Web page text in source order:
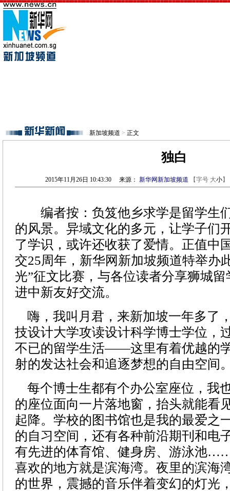
新加坡频道 > 正文
独白
2015年11月26日 10:43:30 来源： 新华网新加坡频道 【字号 大小
编者按：负笈他乡求学是留学生
的风景。异域文化的多元，让学子们
了学识，或许还收获了爱情。正值中
交25周年，新华网新加坡频道特举办
光”征文比赛，与各位读者分享狮城
进中新友好交流。
嗨，我叫月君，来新加坡一年多了
技设计大学攻读设计科学博士学位，
不已的留学生活——这里有着优越的
射的发达社会和追逐梦想的自由空间
每个博士生都有个办公室座位，我
的座位面向一片落地窗，抬头就能看
起降。学校的图书馆也是我的最爱之
的自习空间，还有各种前沿期刊和电
有先进的体育馆、健身房、游泳池
喜欢的地方就是滨海湾。夜里的滨海
的世界，震撼的音乐伴着变幻的灯光